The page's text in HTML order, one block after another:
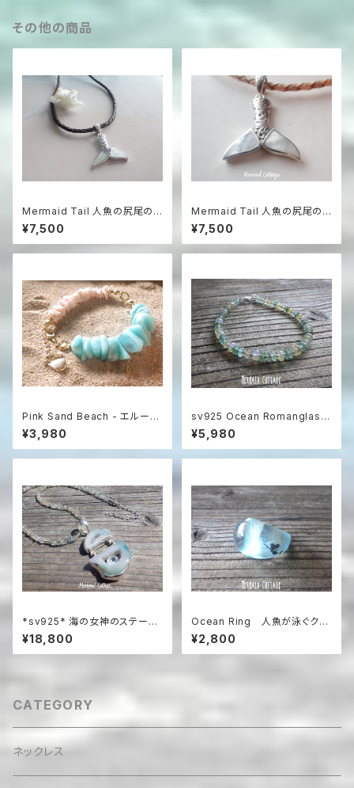
その他の商品
Mermaid Tail 人魚の尻尾の
革紐ハワイアンネックレス マザ
ーオブパール＆シルバー925
¥7,500
Mermaid Tail 人魚の尻尾の
革紐ハワイアンネックレス マザ
ーオブパール＆シルバー925
¥7,500
Pink Sand Beach - エルーセ
ラ島の贈り物 アマゾナイト＆シ
ェルブレスレット
¥3,980
sv925 Ocean Romanglass
Bracelet ローマングラス☆ア
ジャスター
¥5,980
*sv925* 海の女神のステート
メントネックレス Lagoon Dr
uzy with Blue Topaz アクア
マリンネックレス☆
¥18,800
Ocean Ring 人魚が泳ぐクリ
ア・エメラルドグリーンのぽって
りリング
¥2,800
CATEGORY
ネックレス